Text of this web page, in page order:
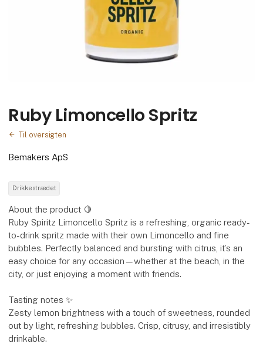
Ruby Limoncello Spritz
Til oversigten
Bemakers ApS
Drikkestrædet
About the product 🍋
Ruby Spiritz Limoncello Spritz is a refreshing, organic ready-
to-drink spritz made with their own Limoncello and fine
bubbles. Perfectly balanced and bursting with citrus, it’s an
easy choice for any occasion—whether at the beach, in the
city, or just enjoying a moment with friends.
Tasting notes ✨
Zesty lemon brightness with a touch of sweetness, rounded
out by light, refreshing bubbles. Crisp, citrusy, and irresistibly
drinkable.